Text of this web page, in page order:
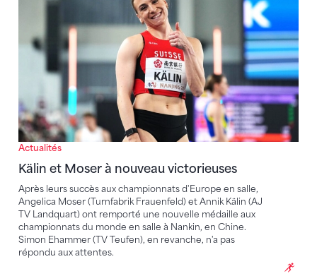
Actualités
Kälin et Moser à nouveau victorieuses
Après leurs succès aux championnats d'Europe en salle,
Angelica Moser (Turnfabrik Frauenfeld) et Annik Kälin (AJ
TV Landquart) ont remporté une nouvelle médaille aux
championnats du monde en salle à Nankin, en Chine.
Simon Ehammer (TV Teufen), en revanche, n'a pas
répondu aux attentes.